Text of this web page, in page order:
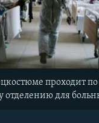
проходит
отделению для